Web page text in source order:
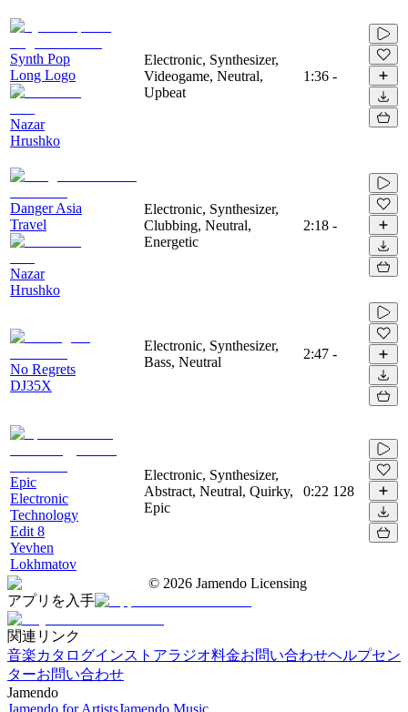
Synth Pop
Long Logo
Nazar
Hrushko
Electronic, Synthesizer,
Videogame, Neutral,
Upbeat
1:36 -
Danger Asia
Travel
Nazar
Hrushko
Electronic, Synthesizer,
Clubbing, Neutral,
Energetic
2:18 -
No Regrets
DJ35X
Electronic, Synthesizer,
Bass, Neutral
2:47 -
Epic
Electronic
Technology
Edit 8
Yevhen
Lokhmatov
Electronic, Synthesizer,
Abstract, Neutral, Quirky,
Epic
0:22 128
© 2026 Jamendo Licensing
アプリを入手
関連リンク
音楽カタログインストアラジオ料金お問い合わせヘルプセン
ターお問い合わせ
Jamendo
Jamendo for ArtistsJamendo Music